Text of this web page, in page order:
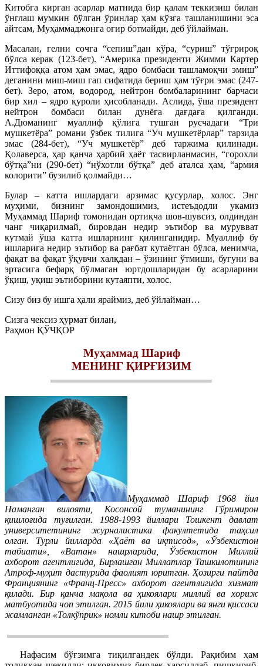
Китобга кирган асарлар матнида бир қалам теккизиш билан
ўнглаш мумкин бўлган ўринлар ҳам кўзга ташланишини эса
айтсам, Муҳаммаджонга оғир ботмайди, деб ўйлайман.
Масалан, гелни сочга “сепиш”дан кўра, “суриш” тўғрироқ
бўлса керак (123-бет). “Америка президенти Жимми Картер
Иттифоққа атом ҳам эмас, ядро бомбаси ташламоқчи эмиш”
деганини миш-миш гап сифатида бериш ҳам тўғри эмас (247-
бет). Зеро, атом, водород, нейтрон бомбаларининг барчаси
бир хил – ядро қуроли ҳисобланади. Аслида, ўша президент
нейтрон бомбаси билан дунёга дағдаға қилганди.
А.Дюманинг муаллиф қўлига тушган русчадаги “Три
мушкетёра” романи ўзбек тилига “Уч мушкетёрлар” тарзида
эмас (284-бет), “Уч мушкетёр” деб таржима қилинади.
Қолаверса, ҳар қанча ҳарбий ҳаёт тасвирланмасин, “горохли
бўтқа”ни (290-бет) “нўхотли бўтқа” деб аталса ҳам, “армия
колорити” бузилиб қолмайди…
Булар – катта ишлардаги арзимас қусурлар, холос. Энг
муҳими, бизнинг замондошимиз, истеъдодли укамиз
Муҳаммад Шариф томонидан ортиқча шов-шувсиз, олдиндан
чанг чиқарилмай, бировдан недир эътибор ва мурувват
кутмай ўша катта ишларнинг қилинганидир. Муаллиф бу
ишларига недир эътибор ва рағбат кутаётган бўлса, менимча,
фақат ва фақат ўқувчи халқдан – ўзининг ўтмиши, бугуни ва
эртасига бефарқ бўлмаган юртдошларидан бу асарларини
ўқиш, уқиш эътиборини кутаяпти, холос.
Сизу биз бу ишга ҳали яраймиз, деб ўйлайман…
Сизга чексиз ҳурмат билан,
Раҳмон ҚЎЧҚОР
Муҳаммад Шариф
МЕНИНГ ҚИРҒИЗИМ
Муҳаммад Шариф 1968 йил
Наманган вилояти, Косонсой туманининг Гўримирон
қишлоғида туғилган. 1988-1993 йиллари Тошкент давлат
университетининг журналистика факултетида таҳсил
олган. Турли йилларда «Ҳаёт ва иқтисод», «Ўзбекистон
табиати», «Ватан» нашрларида, Ўзбекистон Миллий
ахборот агентлигида, Бирлашган Миллатлар Ташкилотининг
Атроф-муҳит дастурида фаолият юритган. Ҳозирги пайтда
Франциянинг «Франц-Пресс» ахборот агентлигида хизмат
қилади. Бир қанча мақола ва ҳикоялари миллий ва хориж
матбуотида чоп этилган. 2015 йили ҳикоялари ва янги қиссаси
жамланган «Толкўприк» номли китоби нашр этилган.
Нафасим бўғзимга тиқилгандек бўлди. Рақибим ҳам